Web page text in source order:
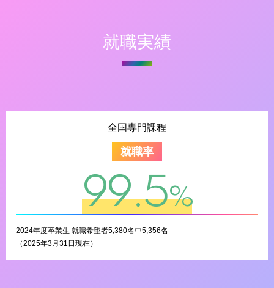
就職実績
全国専門課程
就職率
99.5%
2024年度卒業生 就職希望者5,380名中5,356名
（2025年3月31日現在）